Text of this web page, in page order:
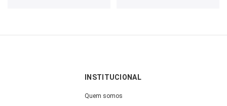
INSTITUCIONAL
Quem somos